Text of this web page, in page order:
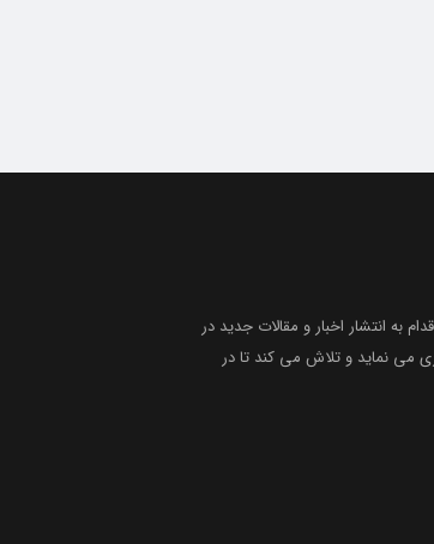
به انتشار اخبار و مقالات جدید در
می نماید و تلاش می کند تا در